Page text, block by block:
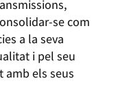
se com
a la seva
i pel seu
amb els seus